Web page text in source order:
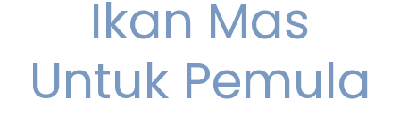
Ikan Mas
Untuk Pemula